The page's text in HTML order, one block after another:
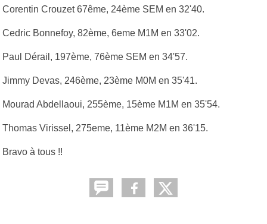
Corentin Crouzet 67ême, 24ème SEM en 32'40.
Cedric Bonnefoy, 82ème, 6eme M1M en 33'02.
Paul Dérail, 197ème, 76ème SEM en 34'57.
Jimmy Devas, 246ème, 23ème M0M en 35'41.
Mourad Abdellaoui, 255ème, 15ème M1M en 35'54.
Thomas Virissel, 275eme, 11ème M2M en 36'15.
Bravo à tous !!